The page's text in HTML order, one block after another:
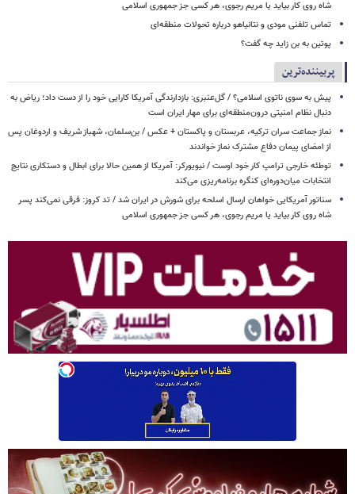
شاه روی کار بیاید یا مریم رجوی، هر کسی جز جمهوری اسلامی
تماس تلفنی مودی و نتانیاهو درباره تحولات منطقه‌ای
پوتین به بن زاید چه گفت؟
پربیننده‌ترین
پیش به سوی ناتوی اسلامی؟ / گل‌عنبری: بازدارندگی آمریکا کارایی خود را از دست داد؛ ریاض به
دنبال نظام امنیتی درون‌منطقه‌ای برای مهار ایران است
نماز جماعت سران ترکیه، عربستان و پاکستان + عکس / بن‌سلمان، شهباز شریف و اردوغان پس
از امضای پیمان دفاع مشترک نماز خواندند
توطئه خارجی ترامپ کار خود اوست / نیویورکر: آمریکا از همین حالا برای ابطال و دستکاری نتایج
انتخابات میان‌دوره‌ای کنگره برنامه‌ریزی می‌کند
سناتور آمریکایی خواهان ارسال اسلحه برای شورش در ایران شد / تد کروز: فرقی نمی‌کند پسر
شاه روی کار بیاید یا مریم رجوی، هر کسی جز جمهوری اسلامی